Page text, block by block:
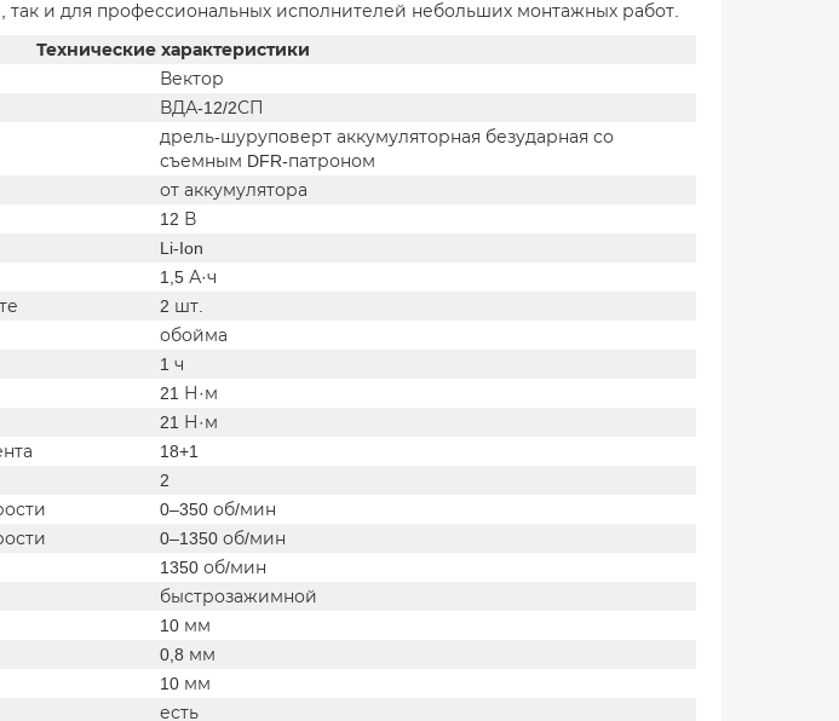
и для профессиональных исполнителей небольших монтажных работ.
Технические характеристики
Вектор
ВДА-12/2СП
дрель-шуруповерт аккумуляторная безударная со
съемным DFR-патроном
от аккумулятора
12 В
Li-Ion
1,5 А·ч
2 шт.
обойма
1 ч
21 Н·м
21 Н·м
18+1
2
0–350 об/мин
0–1350 об/мин
1350 об/мин
быстрозажимной
10 мм
0,8 мм
10 мм
есть